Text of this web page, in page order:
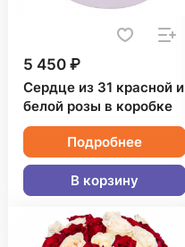
5 450 ₽
Сердце из 31 красной и
белой розы в коробке
Подробнее
В корзину